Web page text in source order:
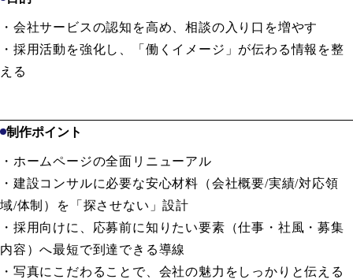
・会社サービスの認知を高め、相談の入り口を増やす
・採用活動を強化し、「働くイメージ」が伝わる情報を整
える
制作ポイント
・ホームページの全面リニューアル
・建設コンサルに必要な安心材料（会社概要/実績/対応領
域/体制）を「探させない」設計
・採用向けに、応募前に知りたい要素（仕事・社風・募集
内容）へ最短で到達できる導線
・写真にこだわることで、会社の魅力をしっかりと伝える